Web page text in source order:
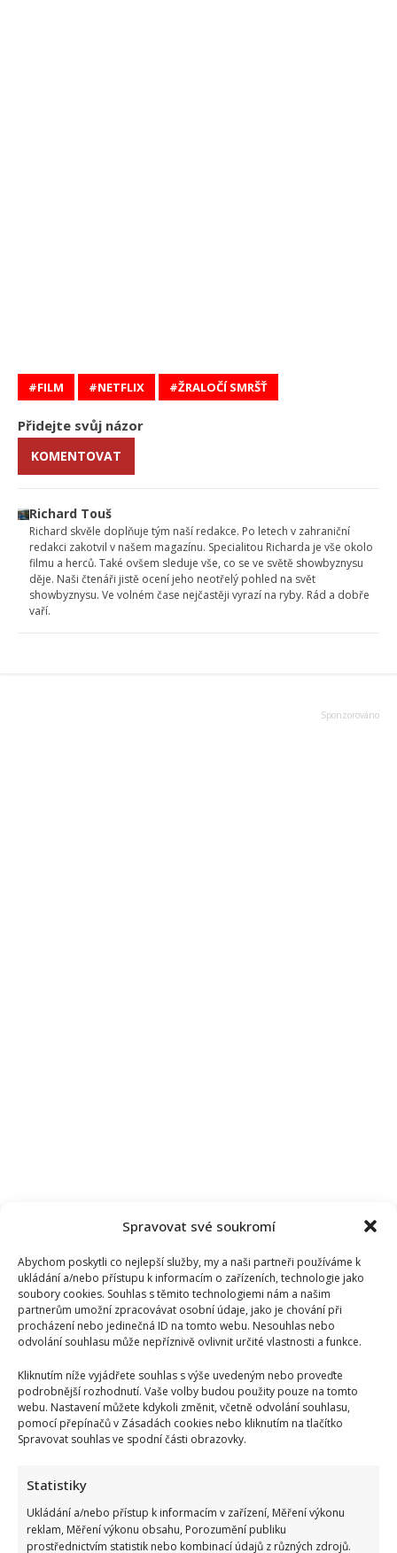
Spravovat své soukromí
Abychom poskytli co nejlepší služby, my a naši partneři používáme k
ukládání a/nebo přístupu k informacím o zařízeních, technologie jako
soubory cookies. Souhlas s těmito technologiemi nám a našim
partnerům umožní zpracovávat osobní údaje, jako je chování při
procházení nebo jedinečná ID na tomto webu. Nesouhlas nebo
odvolání souhlasu může nepříznivě ovlivnit určité vlastnosti a funkce.
Kliknutím níže vyjádřete souhlas s výše uvedeným nebo proveďte
podrobnější rozhodnutí. Vaše volby budou použity pouze na tomto
webu. Nastavení můžete kdykoli změnit, včetně odvolání souhlasu,
pomocí přepínačů v Zásadách cookies nebo kliknutím na tlačítko
Spravovat souhlas ve spodní části obrazovky.
Statistiky
Ukládání a/nebo přístup k informacím v zařízení, Měření výkonu
reklam, Měření výkonu obsahu, Porozumění publiku
prostřednictvím statistik nebo kombinací údajů z různých zdrojů.
FILM NETFLIX ŽRALOČÍ SMRŠŤ
Přidejte svůj názor
KOMENTOVAT
Richard Touš
Richard skvěle doplňuje tým naší redakce. Po letech v zahraniční
redakci zakotvil v našem magazínu. Specialitou Richarda je vše okolo
filmu a herců. Také ovšem sleduje vše, co se ve světě showbyznysu
děje. Naši čtenáři jistě ocení jeho neotřelý pohled na svět
showbyznysu. Ve volném čase nejčastěji vyrazí na ryby. Rád a dobře
vaří.